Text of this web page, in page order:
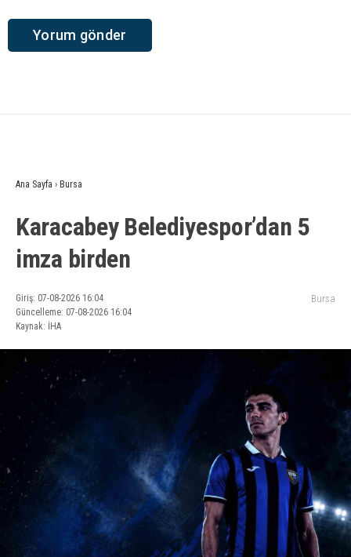
Ana Sayfa › Bursa
Karacabey Belediyespor’dan 5
imza birden
Giriş: 07-08-2026 16:04
Güncelleme: 07-08-2026 16:04
Kaynak: İHA
Bursa